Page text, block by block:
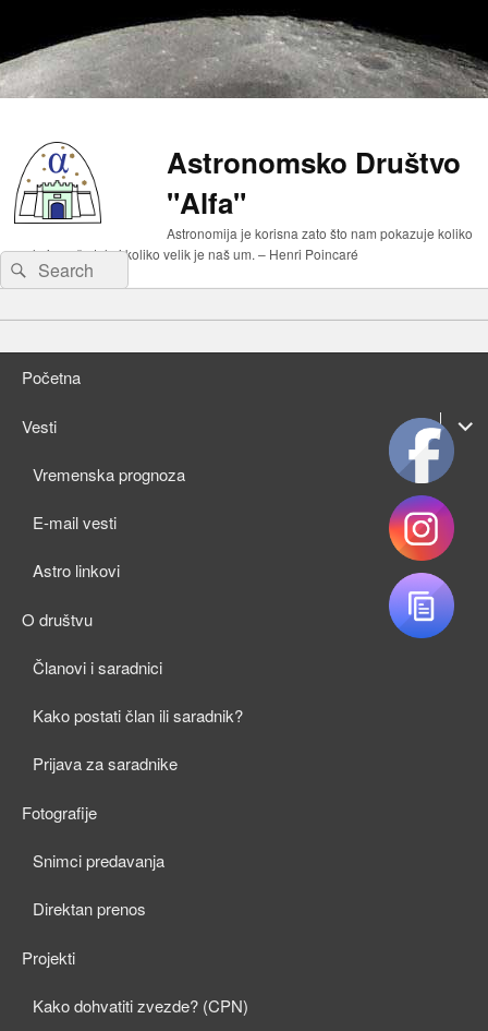
Astronomsko Društvo
"Alfa"
Astronomija je korisna zato što nam pokazuje koliko
malo je naše telo i koliko velik je naš um. – Henri Poincaré
Search
for:
Search
menuSkip
content
Skip
to
Početna
Vesti
child
menu
Vremenska prognoza
E-mail vesti
Astro linkovi
O društvu
child
menu
Članovi i saradnici
Kako postati član ili saradnik?
Prijava za saradnike
Fotografije
Snimci predavanja
Direktan prenos
Projekti
Kako dohvatiti zvezde? (CPN)